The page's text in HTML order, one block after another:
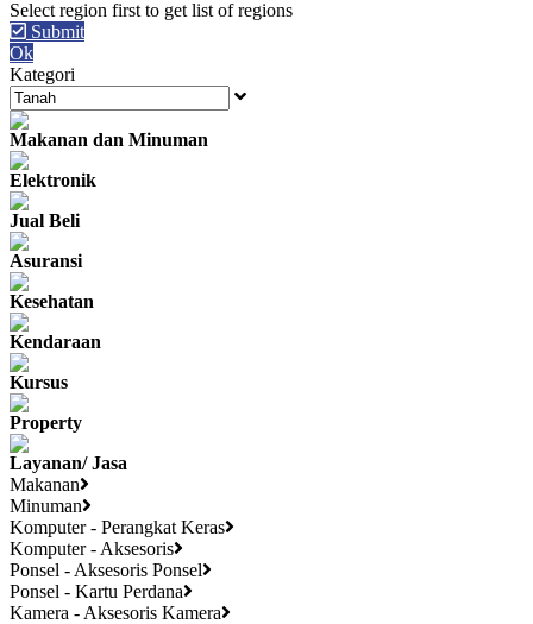
Submit
Ok
Kategori
Makanan dan Minuman
Elektronik
Jual Beli
Asuransi
Kesehatan
Kendaraan
Kursus
Property
Layanan/ Jasa
Makanan
Minuman
Komputer - Perangkat Keras
Komputer - Aksesoris
Ponsel - Aksesoris Ponsel
Ponsel - Kartu Perdana
Kamera - Aksesoris Kamera